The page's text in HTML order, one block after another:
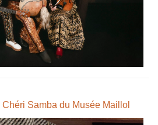
Samba du Musée Maillol